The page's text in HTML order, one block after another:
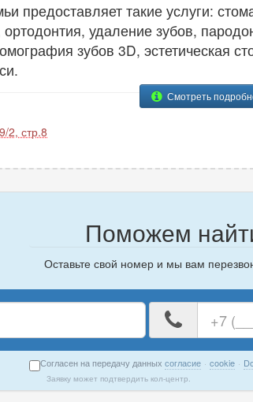
предоставляет такие услуги:
удаление зубов,
зубов 3D, эстетическая
Смотреть
2, стр.8
Поможем
Оставьте свой номер и мы вам
Согласен на передачу данных согласие · cookie ·
Заявку может подтвердить кол-центр.